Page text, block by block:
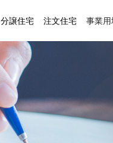
分譲住宅 注文住宅 事業